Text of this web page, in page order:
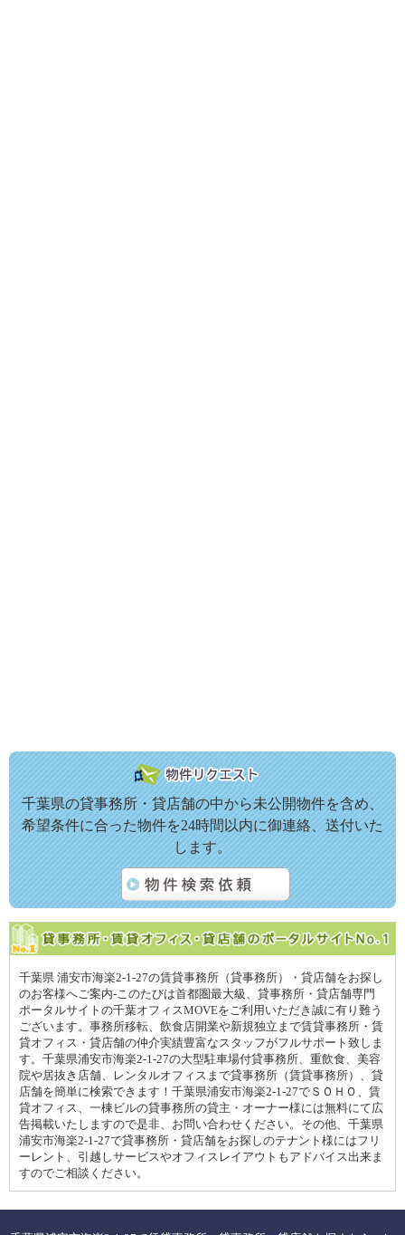
千葉県の貸事務所・貸店舗の中から未公開物件を含め、
希望条件に合った物件を24時間以内に御連絡、送付いた
します。
千葉県 浦安市海楽2-1-27の賃貸事務所（貸事務所）・貸店舗をお探し
のお客様へご案内-このたびは首都圏最大級、貸事務所・貸店舗専門
ポータルサイトの千葉オフィスMOVEをご利用いただき誠に有り難う
ございます。事務所移転、飲食店開業や新規独立まで賃貸事務所・賃
貸オフィス・貸店舗の仲介実績豊富なスタッフがフルサポート致しま
す。千葉県浦安市海楽2-1-27の大型駐車場付貸事務所、重飲食、美容
院や居抜き店舗、レンタルオフィスまで貸事務所（賃貸事務所）、貸
店舗を簡単に検索できます！千葉県浦安市海楽2-1-27でＳＯＨＯ、賃
貸オフィス、一棟ビルの貸事務所の貸主・オーナー様には無料にて広
告掲載いたしますので是非、お問い合わせください。その他、千葉県
浦安市海楽2-1-27で貸事務所・貸店舗をお探しのテナント様にはフリ
ーレント、引越しサービスやオフィスレイアウトもアドバイス出来ま
すのでご相談ください。